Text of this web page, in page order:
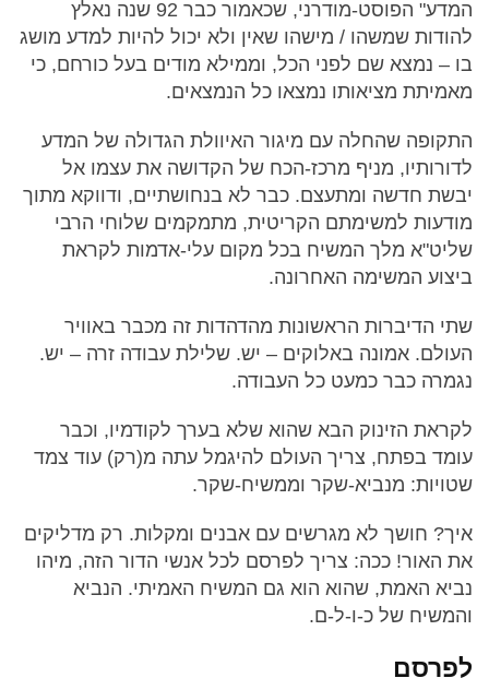
המדע" הפוסט-מודרני, שכאמור כבר 92 שנה נאלץ
להודות שמשהו / מישהו שאין ולא יכול להיות למדע מושג
בו – נמצא שם לפני הכל, וממילא מודים בעל כורחם, כי
מאמיתת מציאותו נמצאו כל הנמצאים.
התקופה שהחלה עם מיגור האיוולת הגדולה של המדע
לדורותיו, מניף מרכז-הכח של הקדושה את עצמו אל
יבשת חדשה ומתעצם. כבר לא בנחושתיים, ודווקא מתוך
מודעות למשימתם הקריטית, מתמקמים שלוחי הרבי
שליט"א מלך המשיח בכל מקום עלי-אדמות לקראת
ביצוע המשימה האחרונה.
שתי הדיברות הראשונות מהדהדות זה מכבר באוויר
העולם. אמונה באלוקים – יש. שלילת עבודה זרה – יש.
נגמרה כבר כמעט כל העבודה.
לקראת הזינוק הבא שהוא שלא בערך לקודמיו, וכבר
עומד בפתח, צריך העולם להיגמל עתה מ(רק) עוד צמד
שטויות: מנביא-שקר וממשיח-שקר.
איך? חושך לא מגרשים עם אבנים ומקלות. רק מדליקים
את האור! ככה: צריך לפרסם לכל אנשי הדור הזה, מיהו
נביא האמת, שהוא הוא גם המשיח האמיתי. הנביא
והמשיח של כ-ו-ל-ם.
לפרסם